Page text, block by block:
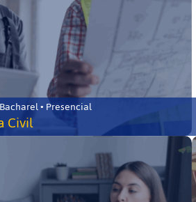
• Presencial
Civil